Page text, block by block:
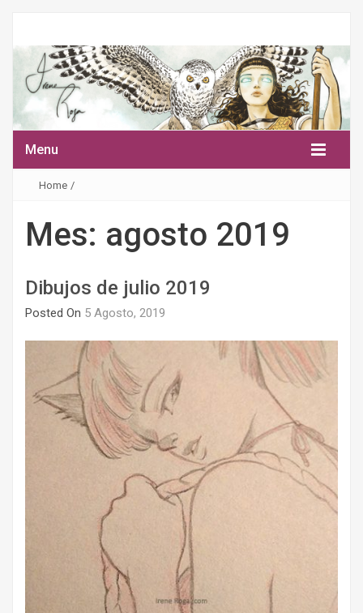
Menu
Home /
Mes: agosto 2019
Dibujos de julio 2019
Posted On 5 Agosto, 2019